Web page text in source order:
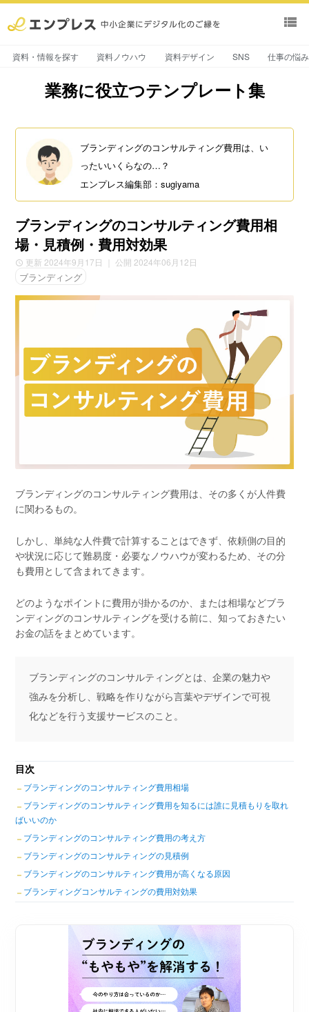
view_list
資料・情報を探す 資料ノウハウ 資料デザイン SNS 仕事の悩
業務に役立つテンプレート集
ブランディングのコンサルティング費用は、い
ったいいくらなの…？
エンプレス編集部：sugiyama
ブランディングのコンサルティング費用相
場・見積例・費用対効果
更新 2024年9月17日 ｜ 公開 2024年06月12日
ブランディング
ブランディングのコンサルティング費用は、その多くが人件費
に関わるもの。
しかし、単純な人件費で計算することはできず、依頼側の目的
や状況に応じて難易度・必要なノウハウが変わるため、その分
も費用として含まれてきます。
どのようなポイントに費用が掛かるのか、または相場などブラ
ンディングのコンサルティングを受ける前に、知っておきたい
お金の話をまとめています。
ブランディングのコンサルティングとは、企業の魅力や
強みを分析し、戦略を作りながら言葉やデザインで可視
化などを行う支援サービスのこと。
目次
ブランディングのコンサルティング費用相場
ブランディングのコンサルティング費用を知るには誰に見積もりを取れ
ばいいのか
ブランディングのコンサルティング費用の考え方
ブランディングのコンサルティングの見積例
ブランディングのコンサルティング費用が高くなる原因
ブランディングコンサルティングの費用対効果